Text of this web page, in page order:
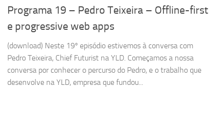
Programa 19 – Pedro Teixeira – Offline-first
e progressive web apps
(download) Neste 19º episódio estivemos à conversa com
Pedro Teixeira, Chief Futurist na YLD. Começamos a nossa
conversa por conhecer o percurso do Pedro, e o trabalho que
desenvolve na YLD, empresa que fundou...